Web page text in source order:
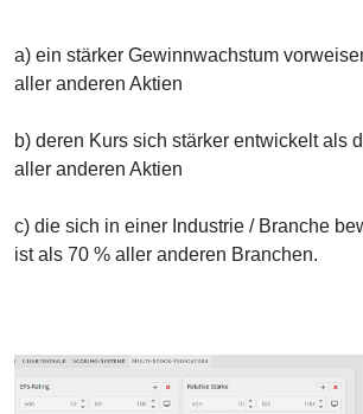
a) ein stärker Gewinnwachstum
aller anderen Aktien
b) deren Kurs sich stärker entwickelt als
aller anderen Aktien
c) die sich in einer Industrie / Branche
ist als 70 % aller anderen Branchen.